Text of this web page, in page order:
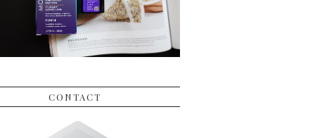
CONTACT